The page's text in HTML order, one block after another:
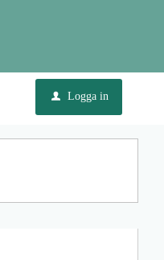
u Logga in